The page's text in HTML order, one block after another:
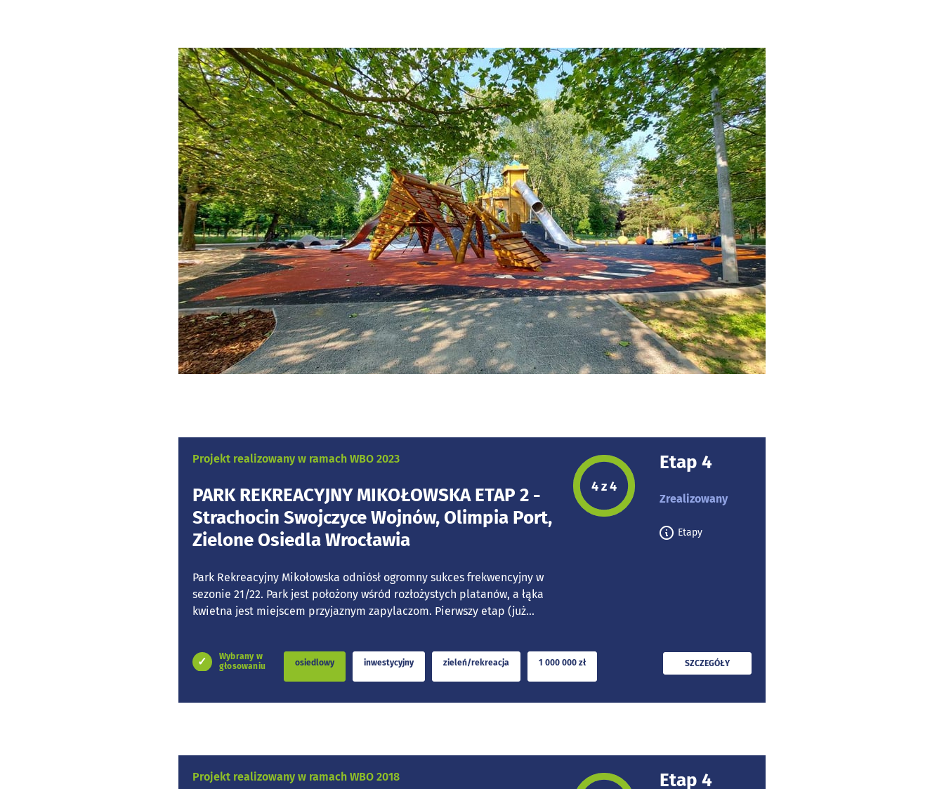
Projekt realizowany w ramach WBO 2023
PARK REKREACYJNY MIKOŁOWSKA ETAP 2 -
Strachocin Swojczyce Wojnów, Olimpia Port,
Zielone Osiedla Wrocławia
Park Rekreacyjny Mikołowska odniósł ogromny sukces frekwencyjny w
sezonie 21/22. Park jest położony wśród rozłożystych platanów, a łąka
kwietna jest miejscem przyjaznym zapylaczom. Pierwszy etap (już...
Etap projektu:
4 z 4
Etap 4
Zrealizowany
Etapy
Wybrany w
głosowaniu
osiedlowy inwestycyjny zieleń/rekreacja 1 000 000 zł PRZECZYTAJ
SZCZEGÓŁY
Projekt realizowany w ramach WBO 2018 Etap 4